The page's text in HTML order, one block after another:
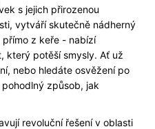
s jejich přirozenou
vytváří skutečně nádherný
z keře - nabízí
který potěší smysly. Ať už
nebo hledáte osvěžení po
způsob, jak
revoluční řešení v oblasti